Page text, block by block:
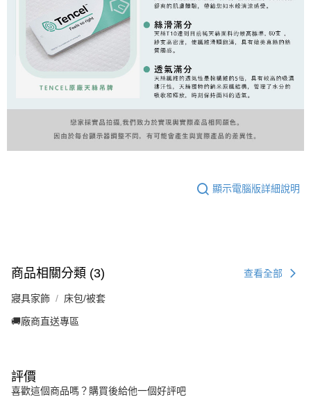
顯示電腦版詳細說明
商品相關分類 (3) 查看全部
寢具家飾 床包/被套
🚚廠商直送專區
評價
喜歡這個商品嗎？購買後給他一個好評吧